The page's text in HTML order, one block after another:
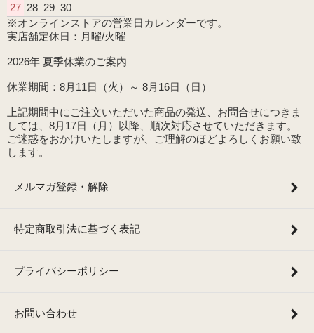
27 28 29 30
※オンラインストアの営業日カレンダーです。
実店舗定休日：月曜/火曜
2026年 夏季休業のご案内
休業期間：8月11日（火）～ 8月16日（日）
上記期間中にご注文いただいた商品の発送、お問合せにつきま
しては、8月17日（月）以降、順次対応させていただきます。
ご迷惑をおかけいたしますが、ご理解のほどよろしくお願い致
します。
メルマガ登録・解除
特定商取引法に基づく表記
プライバシーポリシー
お問い合わせ